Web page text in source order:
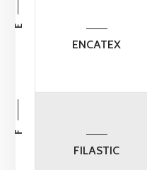
ENCATEX
E
FILASTIC
F